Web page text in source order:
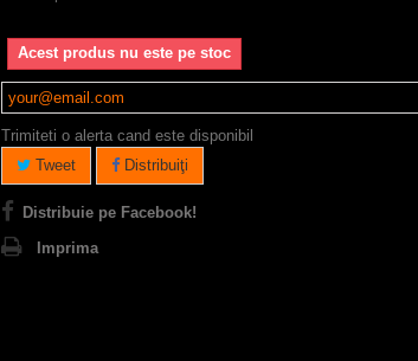
Acest produs nu este pe stoc
Trimiteti o alerta cand este disponibil
Tweet
Distribuiţi
Distribuie pe Facebook!
Imprima